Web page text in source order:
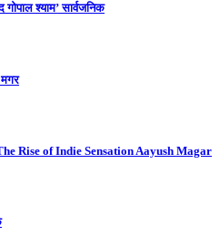
श्याम’ सार्वजनिक
Rise of Indie Sensation Aayush Magar